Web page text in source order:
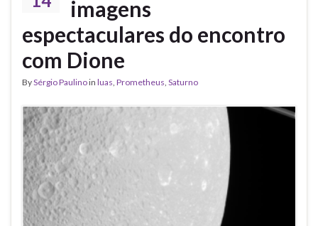
imagens
espectaculares do encontro
com Dione
BySérgio Paulinoin luas Prometheus Saturno